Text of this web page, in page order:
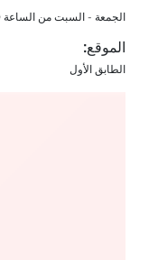
الجمعة - السبت من الساعة 10:00 صباحاً حتى الساعة 12:00 منتصف الليل
الموقع:
الطابق الأول